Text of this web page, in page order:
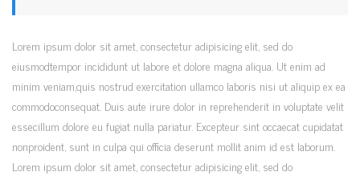
Lorem ipsum dolor sit amet, consectetur adipisicing elit, sed do
eiusmodtempor incididunt ut labore et dolore magna aliqua. Ut enim ad
minim veniam,quis nostrud exercitation ullamco laboris nisi ut aliquip ex ea
commodoconsequat. Duis aute irure dolor in reprehenderit in voluptate velit
essecillum dolore eu fugiat nulla pariatur. Excepteur sint occaecat cupidatat
nonproident, sunt in culpa qui officia deserunt mollit anim id est laborum.
Lorem ipsum dolor sit amet, consectetur adipisicing elit, sed do